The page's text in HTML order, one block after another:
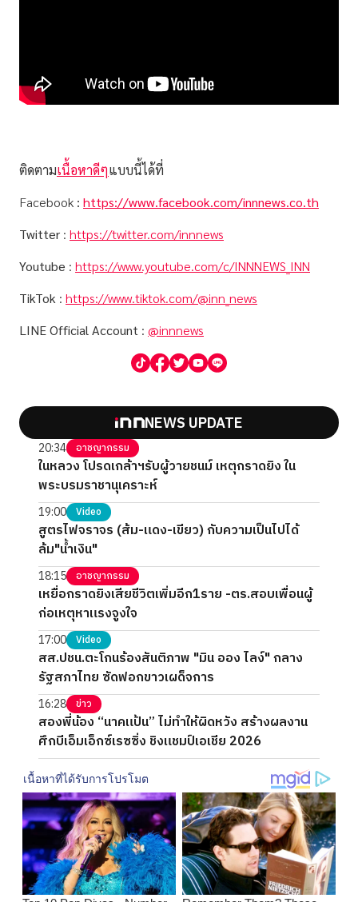
ติดตามเนื้อหาดีๆแบบนี้ได้ที่
Facebook : https://www.facebook.com/innnews.co.th
Twitter : https://twitter.com/innnews
Youtube : https://www.youtube.com/c/INNNEWS_INN
TikTok : https://www.tiktok.com/@inn_news
LINE Official Account : @innnews
NEWS UPDATE
20:34 อาชญากรรม
ในหลวง โปรดเกล้าฯรับผู้วายชนม์ เหตุกราดยิง ใน
พระบรมราชานุเคราะห์
19:00 Video
สูตรไฟจราจร (ส้ม-แดง-เขียว) กับความเป็นไปได้
ล้ม"น้ำเงิน"
18:15 อาชญากรรม
เหยื่อกราดยิงเสียชีวิตเพิ่มอีก1ราย -ตร.สอบเพื่อนผู้
ก่อเหตุหาแรงจูงใจ
17:00 Video
สส.ปชน.ตะโกนร้องสันติภาพ "มิน ออง ไลง์" กลาง
รัฐสภาไทย ซัดฟอกขาวเผด็จการ
16:28 ข่าว
สองพี่น้อง “นาคแป้น” ไม่ทำให้ผิดหวัง สร้างผลงาน
ศึกบีเอ็มเอ็กซ์เรซซิ่ง ชิงแชมป์เอเชีย 2026